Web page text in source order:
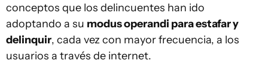
conceptos que los delincuentes han ido
adoptando a su modus operandi para estafar y
delinquir, cada vez con mayor frecuencia, a los
usuarios a través de internet.